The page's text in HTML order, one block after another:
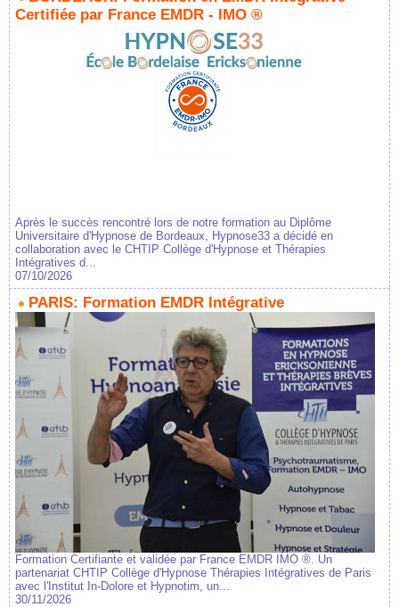
Certifiée par France EMDR - IMO ®
Après le succès rencontré lors de notre formation au Diplôme
Universitaire d'Hypnose de Bordeaux, Hypnose33 a décidé en
collaboration avec le CHTIP Collège d'Hypnose et Thérapies
Intégratives d...
07/10/2026
PARIS: Formation EMDR Intégrative
Formation Certifiante et validée par France EMDR IMO ®. Un
partenariat CHTIP Collège d'Hypnose Thérapies Intégratives de Paris
avec l'Institut In-Dolore et Hypnotim, un...
30/11/2026